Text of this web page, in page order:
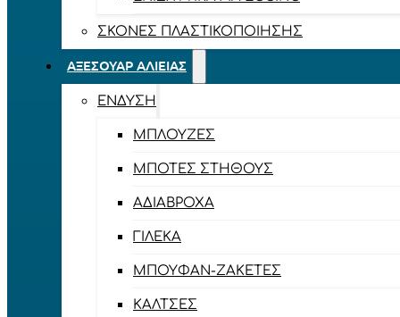
ΣΚΌΝΕΣ ΠΛΑΣΤΙΚΟΠΟΊΗΣΗΣ
ΑΞΕΣΟΥΆΡ ΑΛΙΕΊΑΣ
ΈΝΔΥΣΗ
ΜΠΛΟΎΖΕΣ
ΜΠΌΤΕΣ ΣΤΉΘΟΥΣ
ΑΔΙΆΒΡΟΧΑ
ΓΙΛΈΚΑ
ΜΠΟΥΦΆΝ-ΖΑΚΈΤΕΣ
ΚΆΛΤΣΕΣ